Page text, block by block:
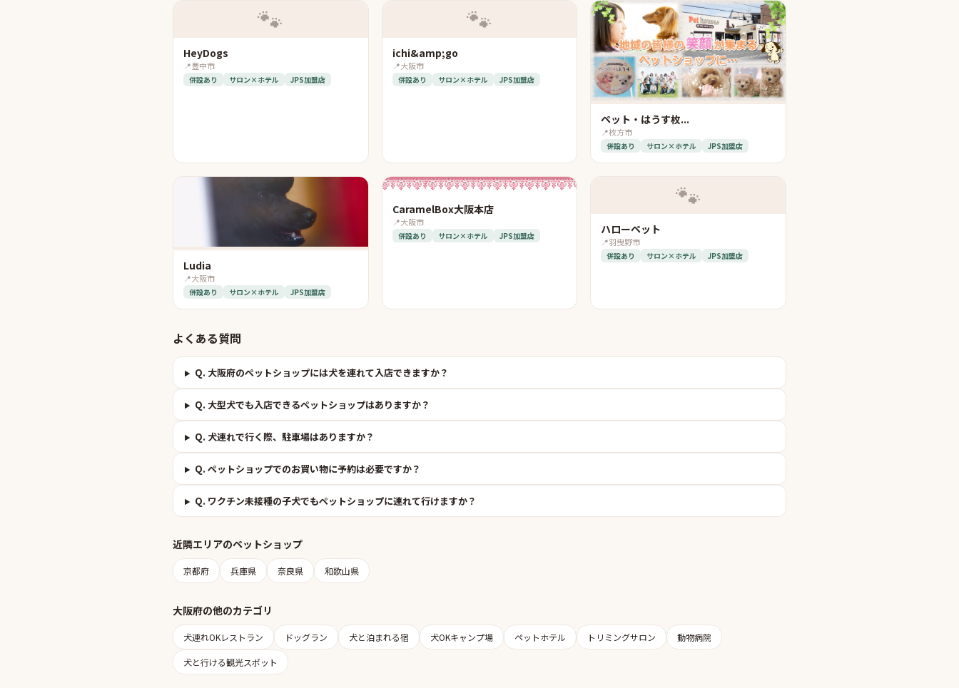
🐾
HeyDogs
📍豊中市
併設あり サロン×ホテル JPS加盟店
🐾
ichi&amp;go
📍大阪市
併設あり サロン×ホテル JPS加盟店
ペット・はうす枚...
📍枚方市
併設あり サロン×ホテル JPS加盟店
Ludia
📍大阪市
併設あり サロン×ホテル JPS加盟店
CaramelBox大阪本店
📍大阪市
併設あり サロン×ホテル JPS加盟店
🐾
ハローペット
📍羽曳野市
併設あり サロン×ホテル JPS加盟店
よくある質問
Q. 大阪府のペットショップには犬を連れて入店できますか？
Q. 大型犬でも入店できるペットショップはありますか？
Q. 犬連れで行く際、駐車場はありますか？
Q. ペットショップでのお買い物に予約は必要ですか？
Q. ワクチン未接種の子犬でもペットショップに連れて行けますか？
近隣エリアのペットショップ
京都府 兵庫県 奈良県 和歌山県
大阪府の他のカテゴリ
犬連れOKレストラン ドッグラン 犬と泊まれる宿 犬OKキャンプ場 ペットホテル トリミングサロン 動物病院
犬と行ける観光スポット